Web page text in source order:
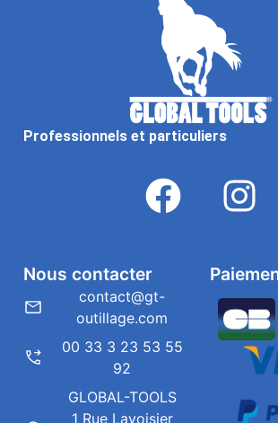
Professionnels et particuliers
Nous contacter
contact@gt-
outillage.com
00 33 3 23 53 55
92
GLOBAL-TOOLS
1 Rue Lavoisier